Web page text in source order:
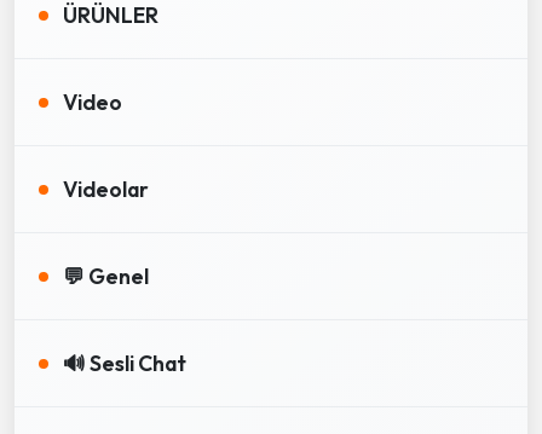
ÜRÜNLER
Video
Videolar
💬 Genel
🔊 Sesli Chat